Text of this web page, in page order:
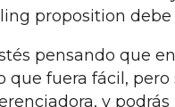
proposition
pensando que
que fuera fácil,
y